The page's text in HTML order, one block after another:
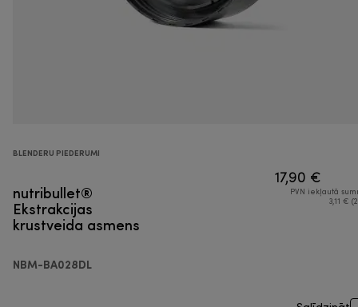
BLENDERU PIEDERUMI
nutribullet®
Ekstrakcijas
krustveida asmens
NBM-BA028DL
17,90 €
PVN iekļautā
3,11 €